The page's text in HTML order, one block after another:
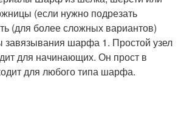
(если нужно подрезать
(для более сложных вариантов)
шарфа 1. Простой узел
для начинающих. Он прост в
для любого типа шарфа.